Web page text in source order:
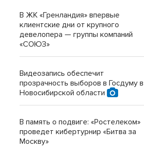
В ЖК «Гренландия» впервые
клиентские дни от крупного
девелопера — группы компаний
«СОЮЗ»
Видеозапись обеспечит
прозрачность выборов в Госдуму в
Новосибирской области
В память о подвиге: «Ростелеком»
проведет кибертурнир «Битва за
Москву»